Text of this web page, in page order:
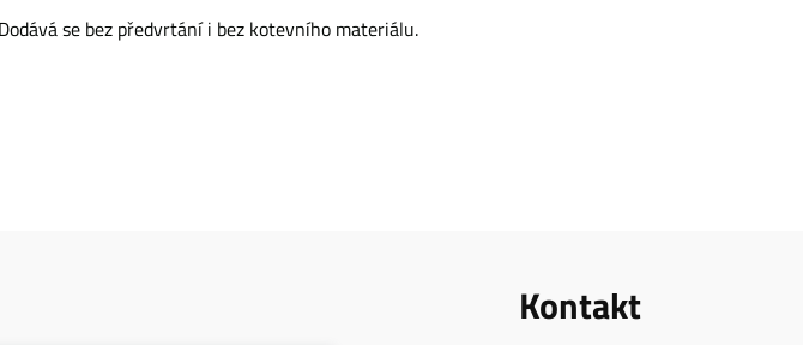
Dodává se bez předvrtání i bez kotevního materiálu.
Kontakt